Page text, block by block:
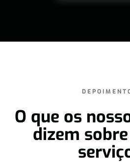
O que os
dizem